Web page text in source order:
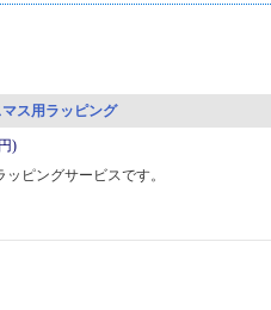
ス用ラッピング
)
ッピングサービスです。